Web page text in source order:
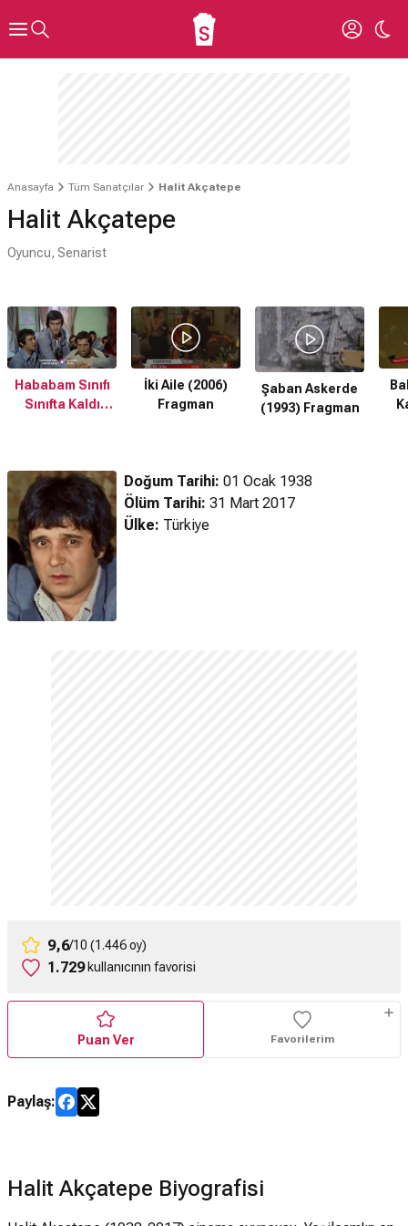
Anasayfa Tüm Sanatçılar Halit Akçatepe
Halit Akçatepe
Oyuncu, Senarist
Hababam Sınıfı
Sınıfta Kaldı
İki Aile (2006)
Fragman
Şaban Askerde
(1993) Fragman
Doğum Tarihi: 01 Ocak 1938
Ölüm Tarihi: 31 Mart 2017
Ülke: Türkiye
9,6/10 (1.446 oy)
1.729 kullanıcının favorisi
Puan Ver Favorilerim
Paylaş:
Halit Akçatepe Biyografisi